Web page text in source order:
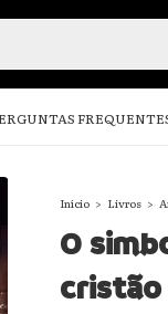
Início > Livros >
O
cristão